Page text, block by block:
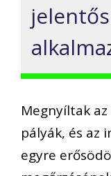
Megnyíltak
pályák, és az
egyre